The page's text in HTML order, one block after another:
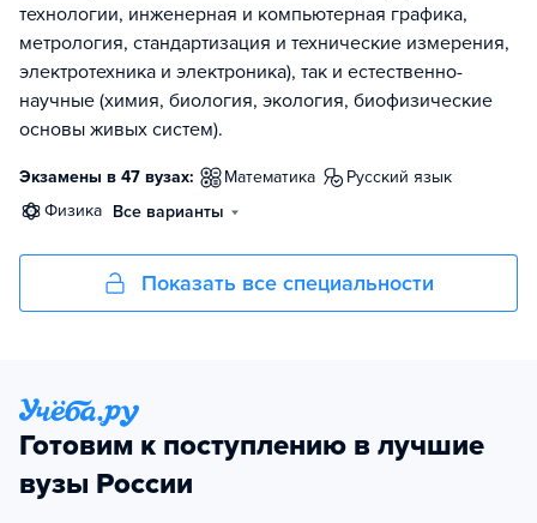
технологии, инженерная и компьютерная графика,
метрология, стандартизация и технические измерения,
электротехника и электроника), так и естественно-
научные (химия, биология, экология, биофизические
основы живых систем).
Экзамены в 47 вузах: математика
русский язык
физика Все варианты
Показать все специальности
Готовим к поступлению в лучшие
вузы России